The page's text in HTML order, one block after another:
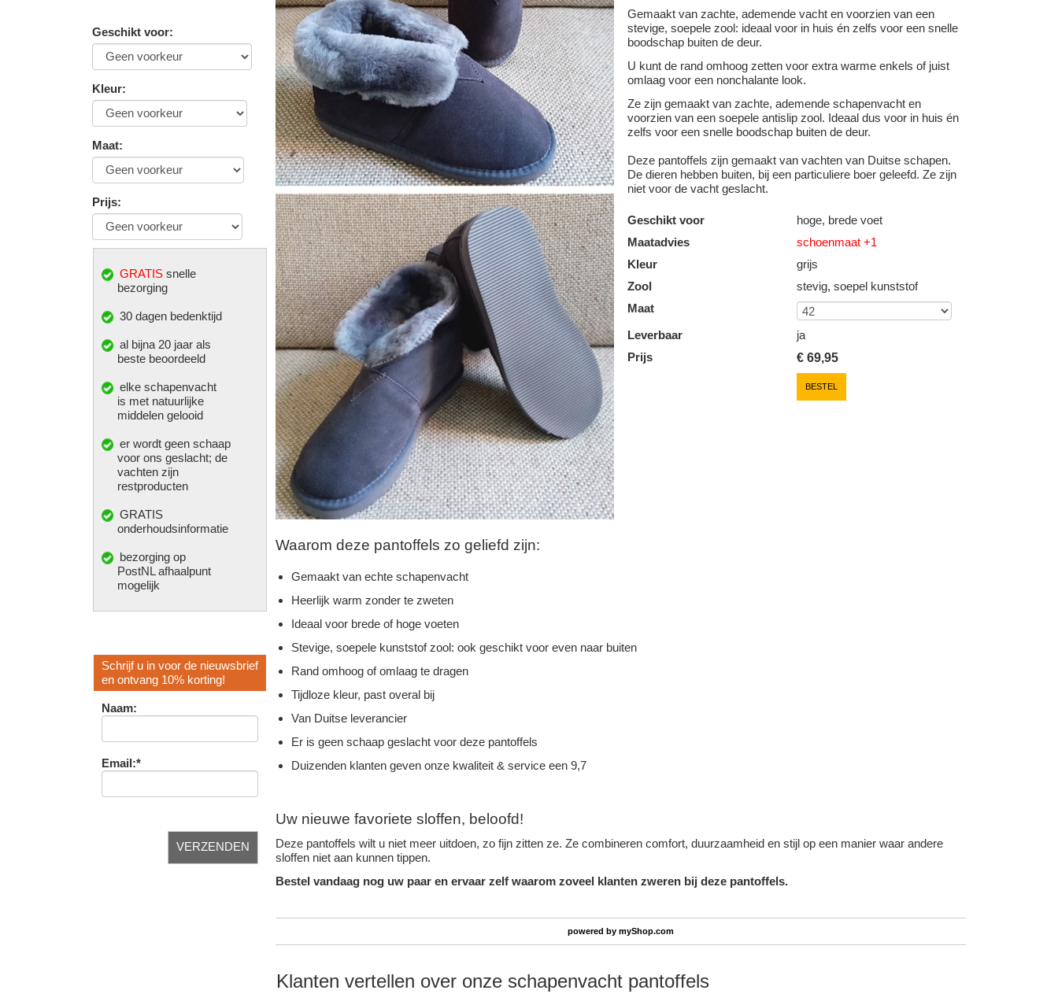
Geschikt voor:
Kleur:
Maat:
Prijs:
GRATIS snelle
bezorging
30 dagen bedenktijd
al bijna 20 jaar als
beste beoordeeld
elke schapenvacht
is met natuurlijke
middelen gelooid
er wordt geen schaap
voor ons geslacht; de
vachten zijn
restproducten
GRATIS
onderhoudsinformatie
bezorging op
PostNL afhaalpunt
mogelijk
Schrijf u in voor de nieuwsbrief
en ontvang 10% korting!
Naam:
Email:*
Gemaakt van zachte, ademende vacht en voorzien van een
stevige, soepele zool: ideaal voor in huis én zelfs voor een snelle
boodschap buiten de deur.
U kunt de rand omhoog zetten voor extra warme enkels of juist
omlaag voor een nonchalante look.
Ze zijn gemaakt van zachte, ademende schapenvacht en
voorzien van een soepele antislip zool. Ideaal dus voor in huis én
zelfs voor een snelle boodschap buiten de deur.
Deze pantoffels zijn gemaakt van vachten van Duitse schapen.
De dieren hebben buiten, bij een particuliere boer geleefd. Ze zijn
niet voor de vacht geslacht.
Geschikt voor
hoge, brede voet
Maatadvies
schoenmaat +1
Kleur
grijs
Zool
stevig, soepel kunststof
Maat
Leverbaar
ja
Prijs
€69,95
BESTEL
Waarom deze pantoffels zo geliefd zijn:
Gemaakt van echte schapenvacht
Heerlijk warm zonder te zweten
Ideaal voor brede of hoge voeten
Stevige, soepele kunststof zool: ook geschikt voor even naar buiten
Rand omhoog of omlaag te dragen
Tijdloze kleur, past overal bij
Van Duitse leverancier
Er is geen schaap geslacht voor deze pantoffels
Duizenden klanten geven onze kwaliteit & service een 9,7
Uw nieuwe favoriete sloffen, beloofd!
Deze pantoffels wilt u niet meer uitdoen, zo fijn zitten ze. Ze combineren comfort, duurzaamheid en stijl op een manier waar andere
sloffen niet aan kunnen tippen.
Bestel vandaag nog uw paar en ervaar zelf waarom zoveel klanten zweren bij deze pantoffels.
powered bymyShop.com
Klanten vertellen over onze schapenvacht pantoffels